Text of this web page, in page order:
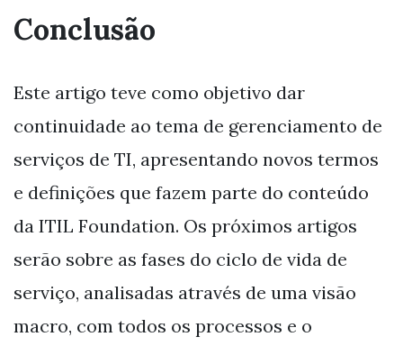
Conclusão
Este artigo teve como objetivo dar
continuidade ao tema de gerenciamento de
serviços de TI, apresentando novos termos
e definições que fazem parte do conteúdo
da ITIL Foundation. Os próximos artigos
serão sobre as fases do ciclo de vida de
serviço, analisadas através de uma visão
macro, com todos os processos e o